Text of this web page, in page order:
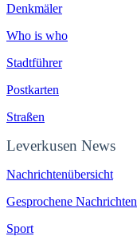
Denkmäler
Who is who
Stadtführer
Postkarten
Straßen
Leverkusen News
Nachrichtenübersicht
Gesprochene Nachrichten
Sport